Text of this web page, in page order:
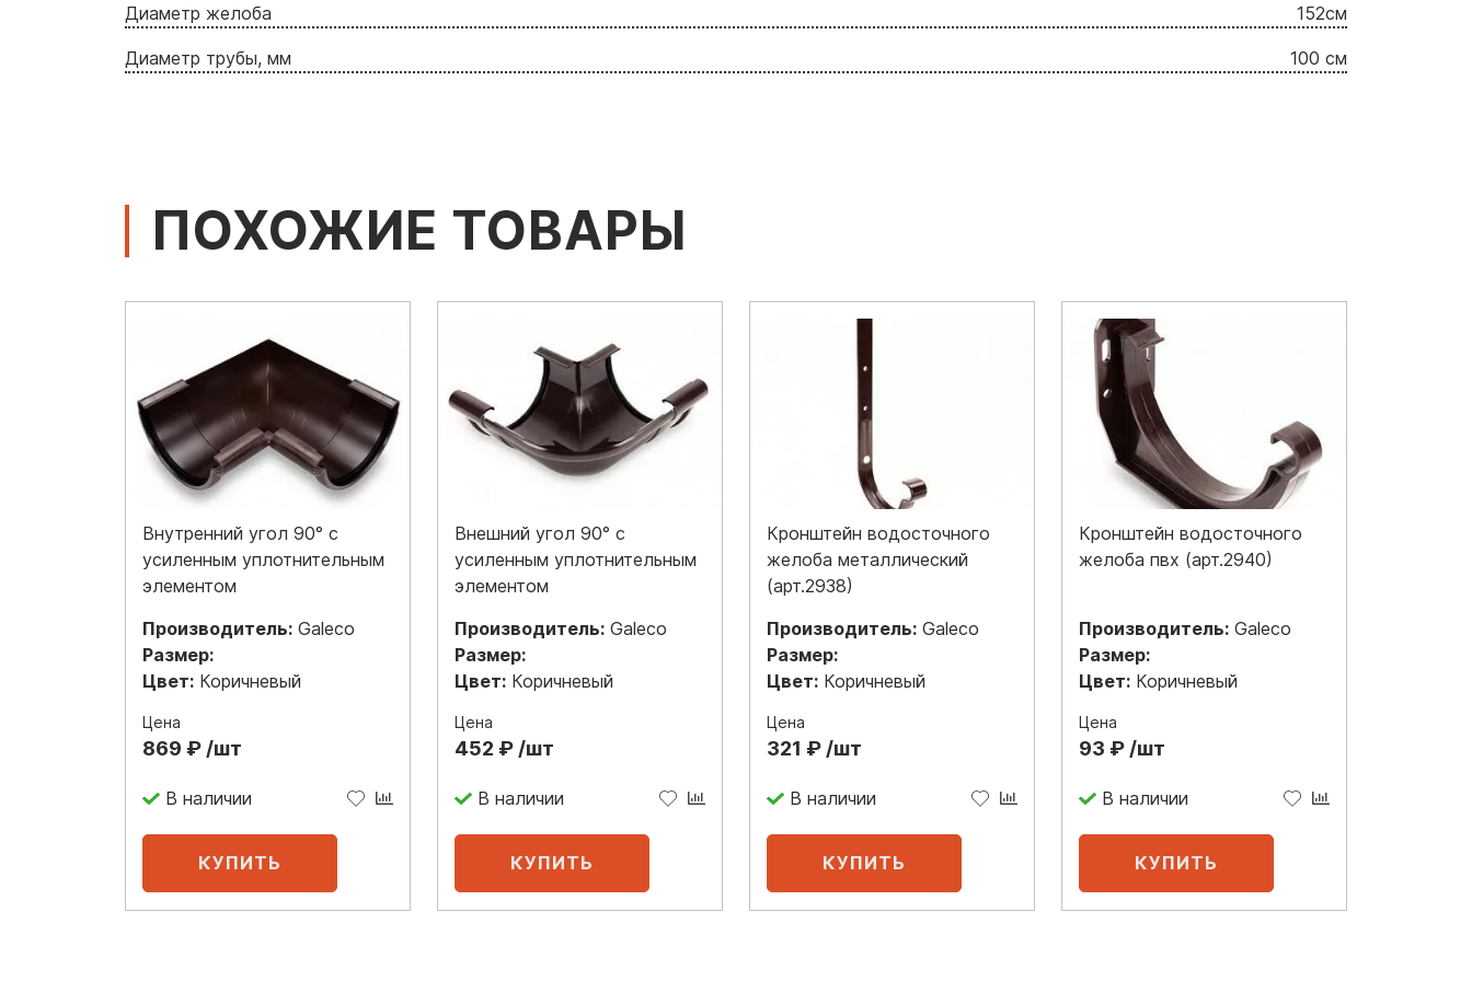
Диаметр желоба 152cм
Диаметр трубы, мм 100 см
ПОХОЖИЕ ТОВАРЫ
Внутренний угол 90° с
усиленным уплотнительным
элементом
Производитель: Galeco
Размер:
Цвет: Коричневый
Цена
869 ₽ /шт
В наличии
Внешний угол 90° с
усиленным уплотнительным
элементом
Производитель: Galeco
Размер:
Цвет: Коричневый
Цена
452 ₽ /шт
В наличии
Кронштейн водосточного
желоба металлический
(арт.2938)
Производитель: Galeco
Размер:
Цвет: Коричневый
Цена
321 ₽ /шт
В наличии
Кронштейн водосточного
желоба пвх (арт.2940)
Производитель: Galeco
Размер:
Цвет: Коричневый
Цена
93 ₽ /шт
В наличии